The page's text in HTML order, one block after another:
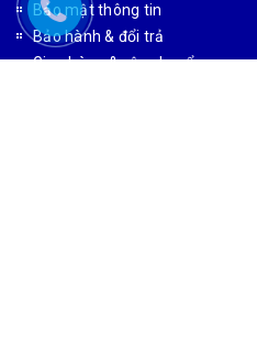
Bảo mật thông tin
Bảo hành & đổi trả
Giao hàng & vận chuyển